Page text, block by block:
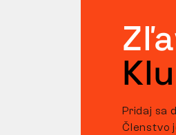
Pridaj sa
Členstvo